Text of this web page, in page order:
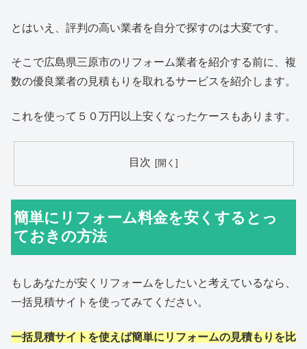
とはいえ、評判の高い業者を自分で探すのは大変です。
そこで広島県三原市のリフォーム業者を紹介する前に、複
数の優良業者の見積もりを取れるサービスを紹介します。
これを使って５０万円以上安くなったケースもあります。
目次
簡単にリフォーム料金を安くするとっ
ておきの方法
もしあなたが安くリフォームをしたいと考えているなら、
一括見積サイトを使ってみてください。
一括見積サイトを使えば簡単にリフォームの見積もりを比